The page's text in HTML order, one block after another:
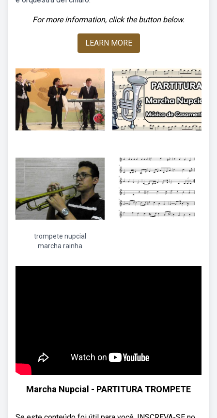
For more information, click the button below.
LEARN MORE
trompete nupcial
marcha rainha
Marcha Nupcial - PARTITURA TROMPETE